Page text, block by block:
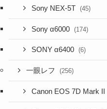
Sony NEX-5T (45)
Sony α6000 (174)
SONY α6400 (6)
一眼レフ (256)
Canon EOS 7D Mark II